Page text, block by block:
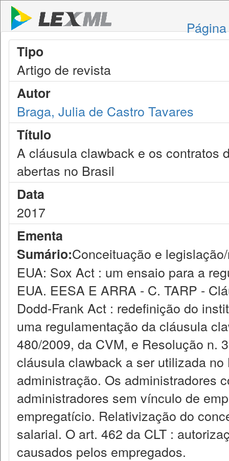
Tipo
Artigo de revista
Autor
Braga, Julia de Castro Tavares
Título
A cláusula clawback e os contratos
abertas no Brasil
Data
2017
Ementa
Sumário:Conceituação e
EUA: Sox Act : um ensaio para a
EUA. EESA E ARRA - C. TARP -
Dodd-Frank Act : redefinição do
uma regulamentação da cláusula
480/2009, da CVM, e Resolução n.
cláusula clawback a ser utilizada
administração. Os administradores
administradores sem vínculo de
empregatício. Relativização do
salarial. O art. 462 da CLT :
causados pelos empregados.